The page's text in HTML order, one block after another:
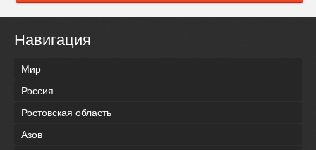
Навигация
Мир
Россия
Ростовская область
Азов